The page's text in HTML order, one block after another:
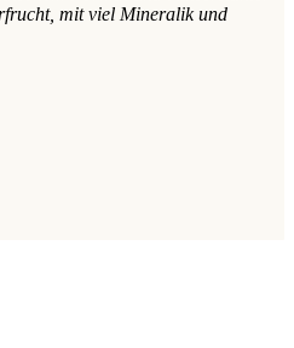
mit viel Mineralik und